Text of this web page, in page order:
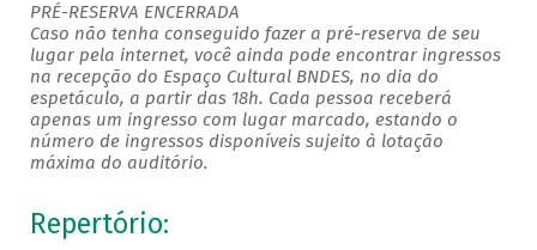
PRÉ-RESERVA ENCERRADA
Caso não tenha conseguido fazer a pré-reserva de seu
lugar pela internet, você ainda pode encontrar ingressos
na recepção do Espaço Cultural BNDES, no dia do
espetáculo, a partir das 18h. Cada pessoa receberá
apenas um ingresso com lugar marcado, estando o
número de ingressos disponíveis sujeito à lotação
máxima do auditório.
Repertório: